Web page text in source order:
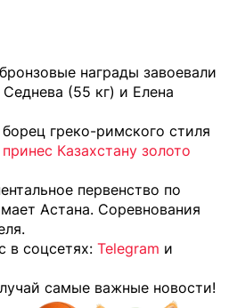
награды завоевали
(55 кг) и Елена
греко-римского стиля
Казахстану золото
первенство по
Астана. Соревнования
в соцсетях: Telegram и
самые важные новости!